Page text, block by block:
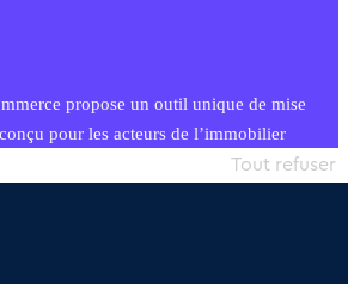
propose un outil unique de mise
pour les acteurs de l’immobilier
territoriales, simple et intégrant
Tout refuser